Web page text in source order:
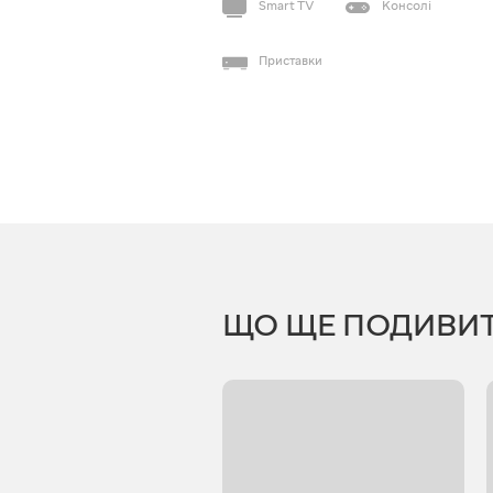
Smart TV Консолі
Приставки
ЩО ЩЕ